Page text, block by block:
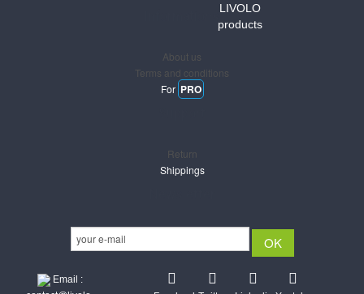
LIVOLO
products
About us
Terms and conditions
For PRO
Return
Shippings
Email :